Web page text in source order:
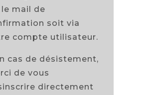
mail de
soit via
compte utilisateur.
cas de désistement,
de vous
directement